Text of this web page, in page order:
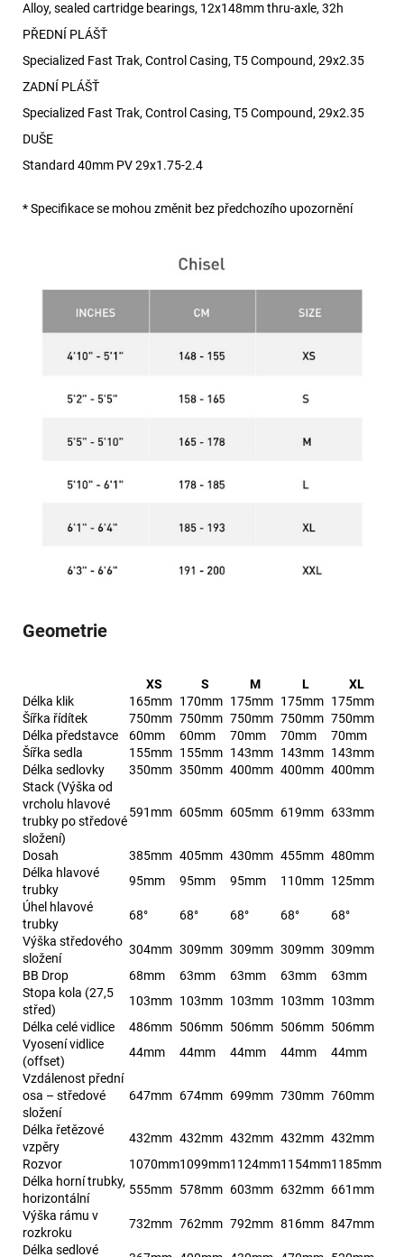
Alloy, sealed cartridge bearings, 12x148mm thru-axle, 32h
PŘEDNÍ PLÁŠŤ
Specialized Fast Trak, Control Casing, T5 Compound, 29x2.35
ZADNÍ PLÁŠŤ
Specialized Fast Trak, Control Casing, T5 Compound, 29x2.35
DUŠE
Standard 40mm PV 29x1.75-2.4
* Specifikace se mohou změnit bez předchozího upozornění
Geometrie
XS S M L
XL
Délka klik
165mm 170mm 175mm 175mm 175mm
Šířka řídítek
750mm 750mm 750mm 750mm 750mm
Délka představce
60mm 60mm 70mm 70mm
70mm
Šířka sedla
155mm 155mm 143mm 143mm 143mm
Délka sedlovky
350mm 350mm 400mm 400mm 400mm
Stack (Výška od
vrcholu hlavové
trubky po středové
složení)
591mm 605mm 605mm 619mm 633mm
Dosah 385mm 405mm 430mm 455mm 480mm
Délka hlavové
trubky
95mm 95mm 95mm 110mm 125mm
Úhel hlavové
trubky
68° 68° 68° 68°
68°
Výška středového
složení
304mm 309mm 309mm 309mm 309mm
BB Drop
68mm 63mm 63mm 63mm
63mm
Stopa kola (27,5
střed)
103mm 103mm 103mm 103mm 103mm
Délka celé vidlice
486mm 506mm 506mm 506mm 506mm
Vyosení vidlice
(offset)
44mm 44mm 44mm 44mm
44mm
Vzdálenost přední
osa – středové
složení
647mm 674mm 699mm 730mm 760mm
Délka řetězové
vzpěry
432mm 432mm 432mm 432mm 432mm
Rozvor
1070mm1099mm1124mm1154mm1185mm
Délka horní trubky,
horizontální
555mm 578mm 603mm 632mm 661mm
Výška rámu v
rozkroku
732mm 762mm 792mm 816mm 847mm
Délka sedlové